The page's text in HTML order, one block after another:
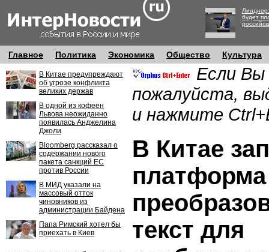
будет
Главное Политика Экономика Общество Культура
В Китае предупреждают
об угрозе конфликта
великих держав
В одной из кофеен
Львова неожиданно
появилась Анджелина
Джоли
Bloomberg рассказал о
содержании нового
пакета санкций ЕС
против России
В МИД указали на
массовый отток
чиновников из
администрации Байдена
Папа Римский хотел бы
приехать в Киев
Если Вы
пожалуйста,
и нажмите
В Китае
платформа
текст для